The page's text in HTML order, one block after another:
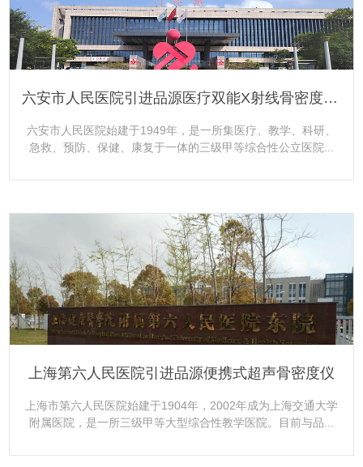
六安市人民医院引进品源医疗双能X射线骨密度仪Dexa Pro-I
六安市人民医院始建于1949年，是一所集医疗、教学、科研、
急救、预防、保健、康复于一体的三级甲等综合性公立医院...
更多+
上海第六人民医院引进品源便携式超声骨密度仪
上海市第六人民医院始建于1904年，2002年成为上海交通大学
附属医院，是一所三级甲等大型综合性教学医院。目前与品...